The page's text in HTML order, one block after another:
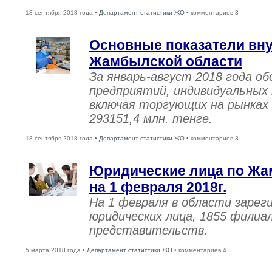
18 сентября 2018 года • Департамент статистики ЖО • комментариев 3
Основные показатели
Жамбылской области
За январь-август 2018 года
предприятий,
включая торгующих на рынках
293151,4 млн. тенге.
18 сентября 2018 года • Департамент статистики ЖО • комментариев 3
Юридические лица по
на 1 февраля 2018г.
На 1 февраля в области
юридических лица, 1855
представительств.
5 марта 2018 года • Департамент статистики ЖО • комментариев 4